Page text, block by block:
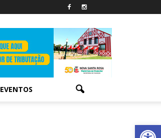
Abrir
EVENTOS